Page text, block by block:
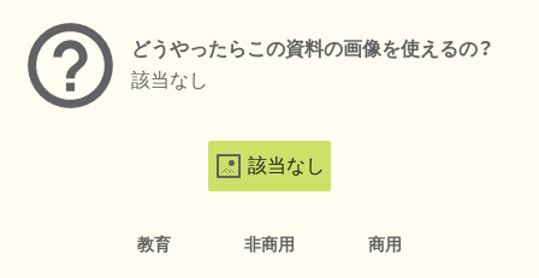
どうやったらこの資料の画像を使えるの？
該当なし
該当なし
教育 非商用 商用